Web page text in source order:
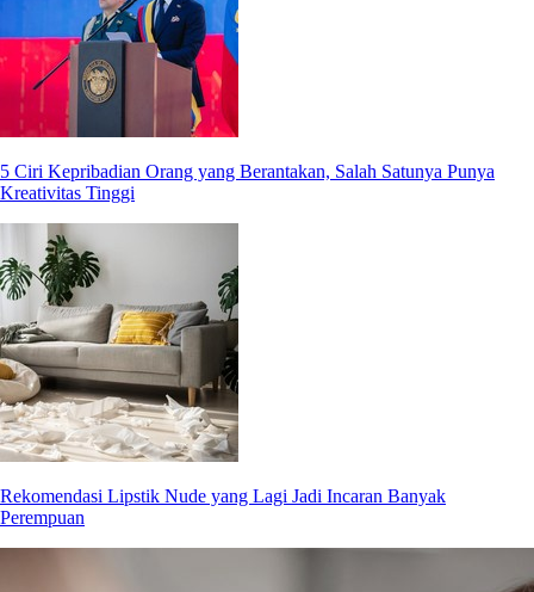
5 Ciri Kepribadian Orang yang Berantakan, Salah Satunya Punya
Kreativitas Tinggi
Rekomendasi Lipstik Nude yang Lagi Jadi Incaran Banyak
Perempuan